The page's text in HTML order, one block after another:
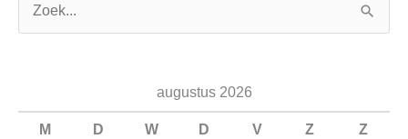
augustus 2026
M D W D V Z Z